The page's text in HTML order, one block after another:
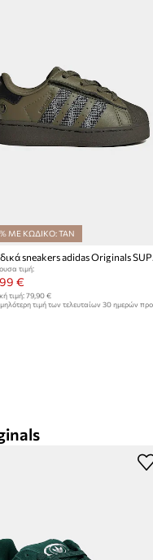
ΜΕ ΚΩΔΙΚΟ: TAN
τιμή:
€
τιμή:79,90 €
τιμή των τελευταίων 30 ημερών προ